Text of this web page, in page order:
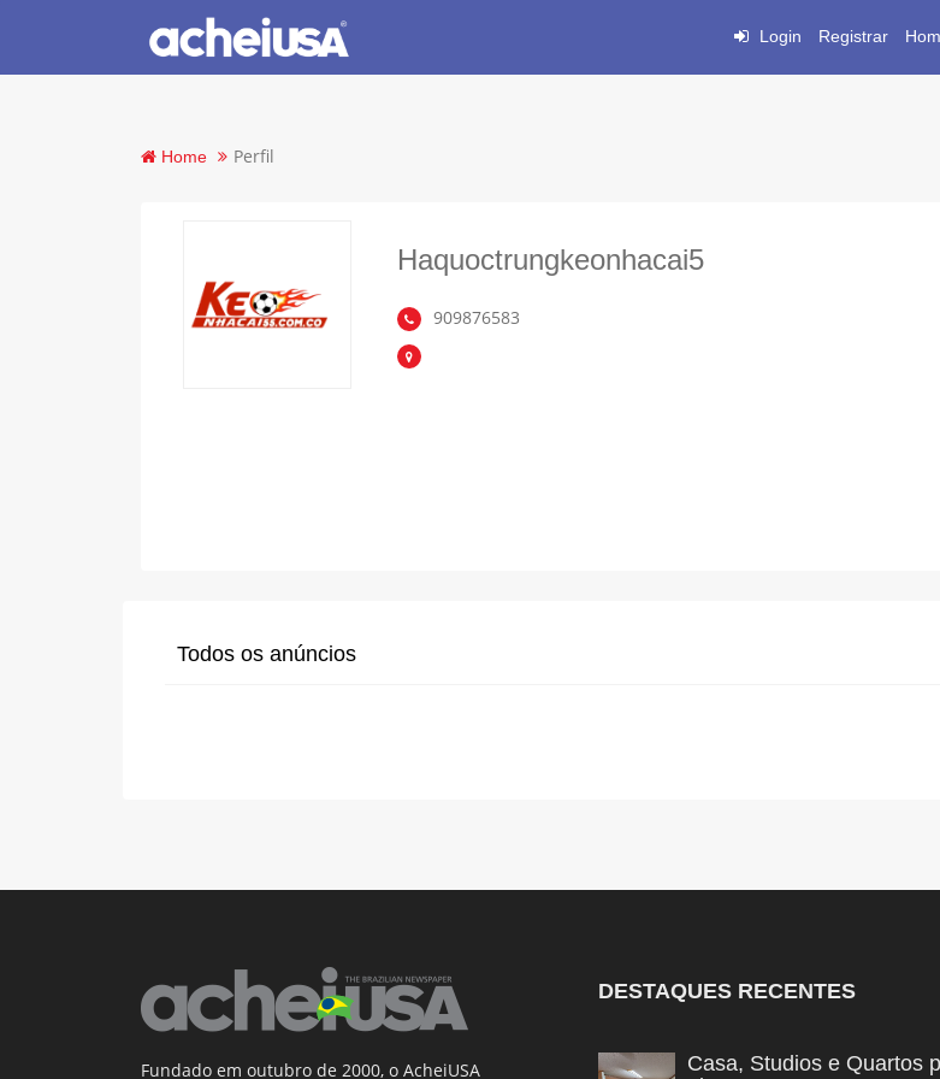
Login Registrar
Home Perfil
Haquoctrungkeonhacai5
909876583
Todos os anúncios
Fundado em outubro de 2000, o AcheiUSA
DESTAQUES RECENTES
Casa, Studios e Quartos